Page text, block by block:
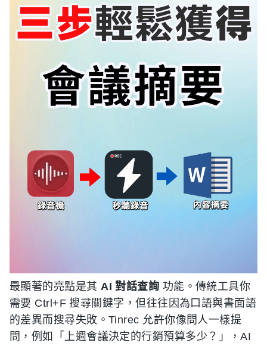
最顯著的亮點是其AI 對話查詢 功能。傳統工具你
需要 Ctrl+F 搜尋關鍵字，但往往因為口語與書面語
的差異而搜尋失敗。Tinrec 允許你像問人一樣提
問，例如「上週會議決定的行銷預算多少？」，AI